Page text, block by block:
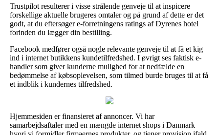
Trustpilot resulterer i visse strålende genveje til at inspicere
forskellige aktuelle brugeres omtaler og på grund af dette er det
godt, at du eftersøger e-forretningens ratings af Dyrenes hotel
forinden du lægger din bestilling.
Facebook medfører også nogle relevante genveje til at få et kig
ind i internet butikkens kundetilfredshed. I øvrigt ses faktisk e-
handler som giver kunderne mulighed for at nedfælde en
bedømmelse af købsoplevelsen, som tilmed burde bruges til at få
et indblik i kundernes tilfredshed.
Hjemmesiden er finansieret af annoncer. Vi har
samarbejdsaftaler med en mængde internet shops i Danmark